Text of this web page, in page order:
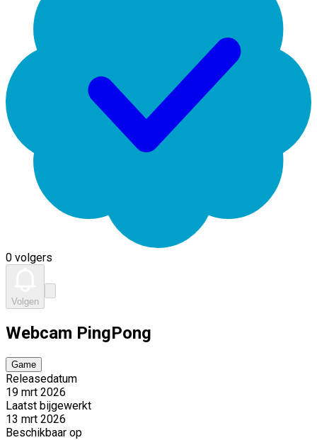
0 volgers
Volgen
Webcam PingPong
Game
Releasedatum
19 mrt 2026
Laatst bijgewerkt
13 mrt 2026
Beschikbaar op